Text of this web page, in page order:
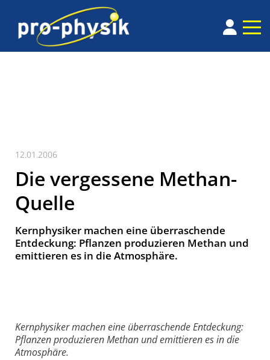
12.01.2006
Die vergessene Methan-
Quelle
Kernphysiker machen eine überraschende
Entdeckung: Pflanzen produzieren Methan und
emittieren es in die Atmosphäre.
Kernphysiker machen eine überraschende Entdeckung:
Pflanzen produzieren Methan und emittieren es in die
Atmosphäre.